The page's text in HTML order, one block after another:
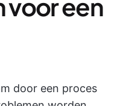
voor een
door een proces